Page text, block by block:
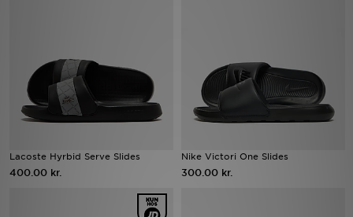
Lacoste Hyrbid Serve Slides
400.00 kr.
Nike Victori One Slides
300.00 kr.
Brands
Fodbold
Sport